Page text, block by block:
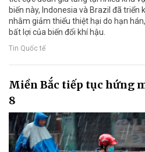
biến này, Indonesia và Brazil đã triển
nhằm giảm thiểu thiệt hại do hạn
bất lợi của biến đổi khí hậu.
Tin Quốc tế
Miền Bắc tiếp tục hứng
8